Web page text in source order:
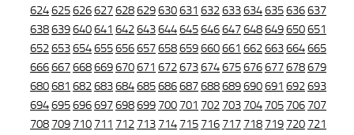
624625626627628629630631 632633634635636637
638639640641 642643644645646647648649650651
652653654655656657658659660661 662663664665
666667668669670671 672673674675676677678679
680681 682683684685686687688689690691 692693
694695696697698699 700 701 702 703 704 705 706 707
708 709 710 711 712 713 714 715 716 717 718 719 720 721